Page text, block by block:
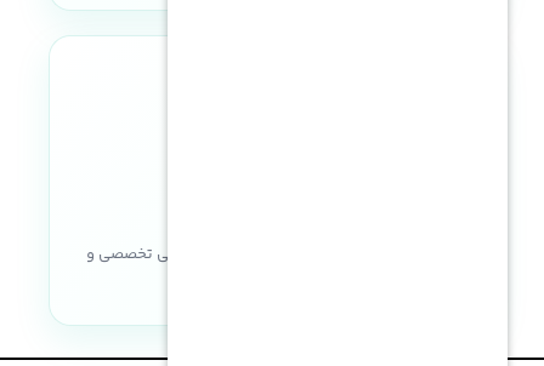
خریدی مطمئن با ضمانت اصالت کالا، پشتیبانی تخصصی و